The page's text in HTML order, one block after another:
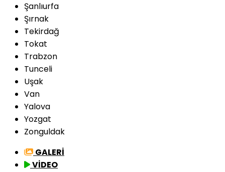
Şanlıurfa
Şırnak
Tekirdağ
Tokat
Trabzon
Tunceli
Uşak
Van
Yalova
Yozgat
Zonguldak
GALERİ
VİDEO